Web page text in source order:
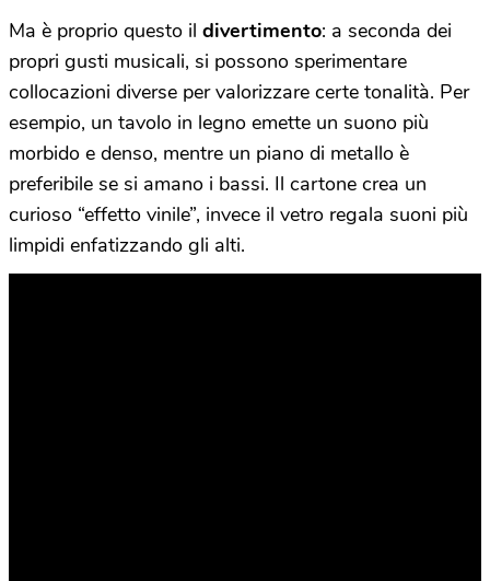
Ma è proprio questo il divertimento: a seconda dei
propri gusti musicali, si possono sperimentare
collocazioni diverse per valorizzare certe tonalità. Per
esempio, un tavolo in legno emette un suono più
morbido e denso, mentre un piano di metallo è
preferibile se si amano i bassi. Il cartone crea un
curioso “effetto vinile”, invece il vetro regala suoni più
limpidi enfatizzando gli alti.